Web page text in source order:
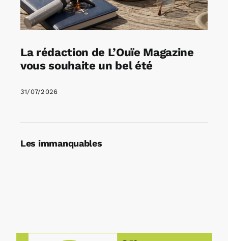
La rédaction de L’Ouïe Magazine
vous souhaite un bel été
31/07/2026
Les immanquables